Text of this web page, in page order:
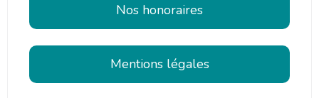
Nos honoraires
Mentions légales